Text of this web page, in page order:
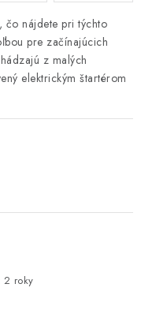
čo nájdete pri týchto
pre začínajúcich
z malých
elektrickým štartérom
2 roky